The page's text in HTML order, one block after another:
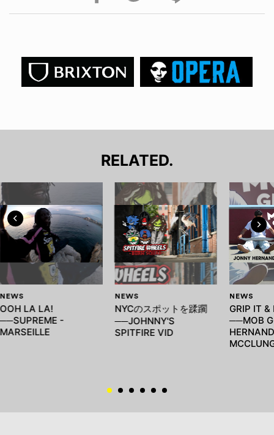
RELATED.
NEWS
OOH LA LA!
──SUPREME -
MARSEILLE
NEWS
NYCのスポットを蹂躙
──JOHNNY'S
SPITFIRE VID
NEWS
GRIP IT &
──MOB